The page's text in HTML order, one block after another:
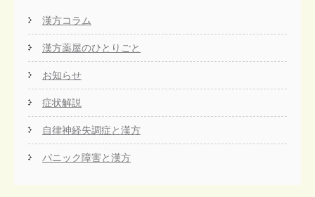
漢方コラム
漢方薬屋のひとりごと
お知らせ
症状解説
自律神経失調症と漢方
パニック障害と漢方